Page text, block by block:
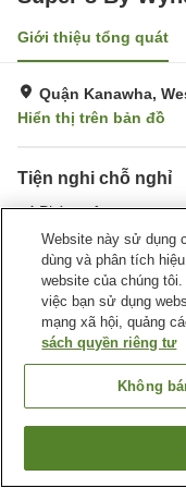
Giới thiệu tổng quát
Quận Kanawha,
Hiển thị trên bản đồ
Tiện nghi chỗ nghỉ
Phòng tập gym
Hoàn toàn không hút
Trang chủ Hoa Kỳ
Super 8 By Wyndham
Website này sử dụng
dùng và phân tích
website của chúng
việc bạn sử dụng
mạng xã hội, quảng
sách quyền riêng tư
Không